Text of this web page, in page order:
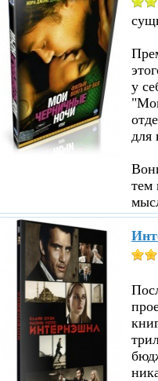
у
для
тем